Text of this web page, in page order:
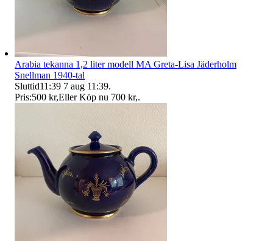
Arabia tekanna 1,2 liter modell MA Greta-Lisa Jäderholm
Snellman 1940-tal
Sluttid11:39 7 aug 11:39.
Pris:500 kr,Eller Köp nu 700 kr,.